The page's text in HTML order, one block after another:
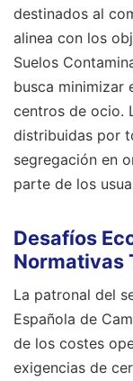
destinados al
alinea con los
Suelos
busca minimizar
centros de ocio.
distribuidas por
segregación en
parte de los
Desafíos
Normativas
La patronal del
Española de
de los costes
exigencias de